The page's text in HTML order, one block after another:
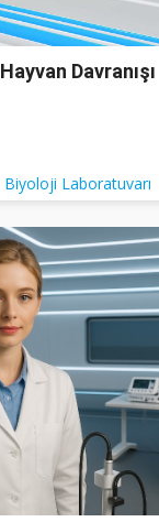
Hayvan Davranışı
Biyoloji Laboratuvarı